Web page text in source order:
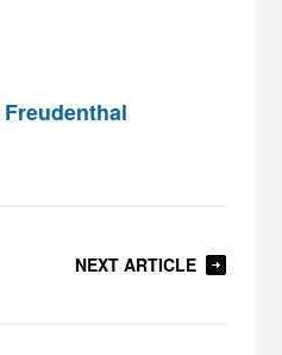
NEXT ARTICLE